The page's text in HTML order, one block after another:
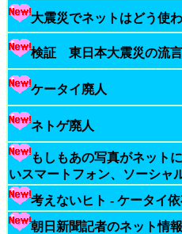
大震災でネットはどう使
検証 東日本大震災の流
ケータイ廃人
ネトゲ廃人
もしもあの写真がネット
いスマートフォン、ソーシャ
考えないヒト - ケータイ
朝日新聞記者のネット情